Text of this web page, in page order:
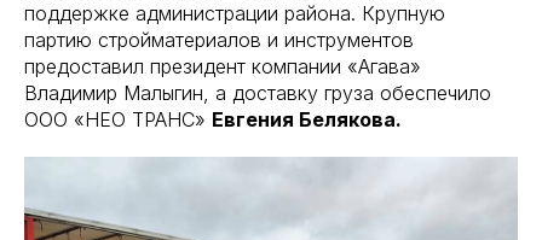
поддержке администрации района. Крупную
партию стройматериалов и инструментов
предоставил президент компании «Агава»
Владимир Малыгин, а доставку груза обеспечило
ООО «НЕО ТРАНС» Евгения Белякова.